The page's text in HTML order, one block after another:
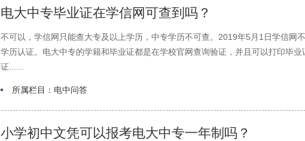
电大中专毕业证在学信网可查到吗？
不可以，学信网只能查大专及以上学历，中专学历不可查。2019年5月1日学信网
学历认证。电大中专的学籍和毕业证都是在学校官网查询验证，并且可以打印毕
证......
所属栏目：电中问答
小学初中文凭可以报考电大中专一年制吗？